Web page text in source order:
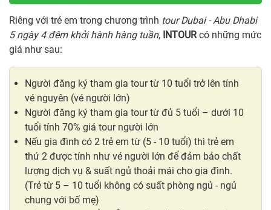
Riêng với trẻ em trong chương trình tour Dubai - Abu Dhabi
5 ngày 4 đêm khởi hành hàng tuần, INTOURcó những mức
giá như sau:
Người đăng ký tham gia tour từ 10 tuổi trở lên tính
vé nguyên (vé người lớn)
Người đăng ký tham gia tour từ đủ 5 tuổi – dưới 10
tuổi tính 70% giá tour người lớn
Nếu gia đình có 2 trẻ em từ (5 - 10 tuổi) thì trẻ em
thứ 2 được tính như vé người lớn để đảm bảo chất
lượng dịch vụ & suất ngủ thoải mái cho gia đình.
(Trẻ từ 5 – 10 tuổi không có suất phòng ngủ - ngủ
chung với bố mẹ)